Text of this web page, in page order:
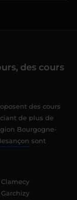
des cours
des cours
de plus de
Bourgogne-
sont